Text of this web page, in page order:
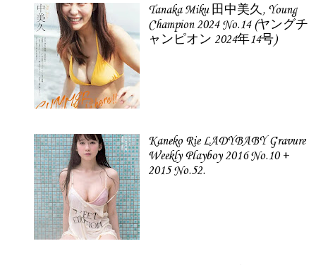
Tanaka Miku 田中美久, Young
Champion 2024 No.14 (ヤングチ
ャンピオン 2024年14号)
Kaneko Rie LADYBABY Gravure
Weekly Playboy 2016 No.10 +
2015 No.52.